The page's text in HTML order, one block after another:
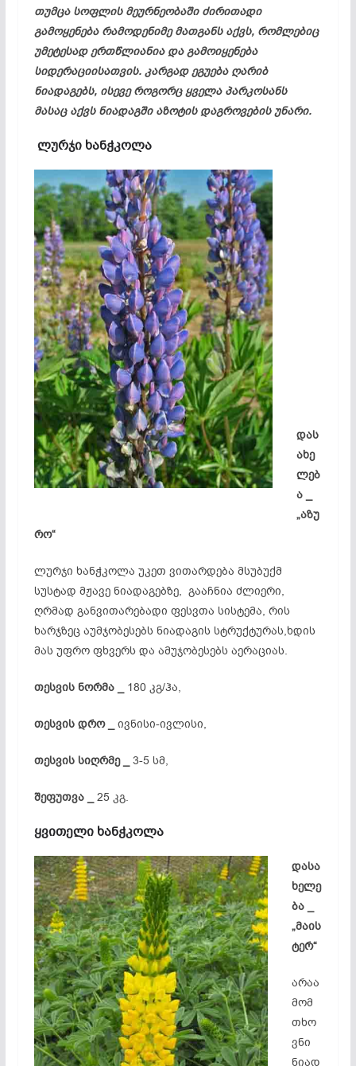
თუმცა სოფლის მეურნეობაში ძირითადი
გამოყენება რამოდენიმე მათგანს აქვს, რომლებიც
უმეტესად ერთწლიანია და გამოიყენება
სიდერაციისათვის. კარგად ეგუება ღარიბ
ნიადაგებს, ისევე როგორც ყველა პარკოსანს
მასაც აქვს ნიადაგში აზოტის დაგროვების უნარი.
ლურჯი ხანჭკოლა
დას
ახე
ლებ
ა _
„აზუ
რო“
ლურჯი ხანჭკოლა უკეთ ვითარდება მსუბუქმ
სუსტად მჟავე ნიადაგებზე, გააჩნია ძლიერი,
ღრმად განვითარებადი ფესვთა სისტემა, რის
ხარჯზეც აუმჯობესებს ნიადაგის სტრუქტურას,ხდის
მას უფრო ფხვერს და ამუჯობესებს აერაციას.
თესვის ნორმა _ 180 კგ/ჰა,
თესვის დრო _ ივნისი-ივლისი,
თესვის სიღრმე _ 3-5 სმ,
შეფუთვა _ 25 კგ.
ყვითელი ხანჭკოლა
დასა
ხელე
ბა _
„მაის
ტერ“
არაა
მომ
თხო
ვნი
ნიად